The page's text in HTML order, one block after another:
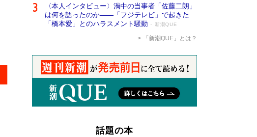
〈本人インタビュー〉渦中の当事者「佐藤二朗」
は何を語ったのか――「フジテレビ」で起きた
「橋本愛」とのハラスメント騒動
新潮QUE
「新潮QUE」とは？
話題の本